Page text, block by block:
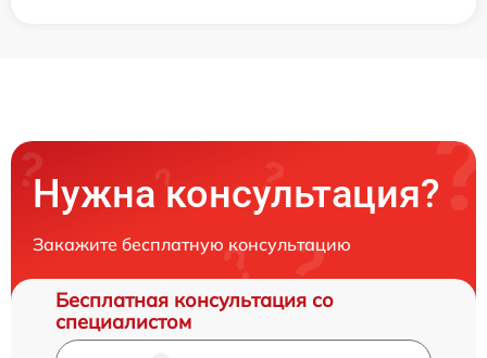
Нужна консультация?
Закажите бесплатную консультацию
Бесплатная консультация со
специалистом